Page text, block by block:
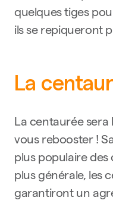
quelques tiges
ils se repiqueront
La
La centaurée
vous rebooster !
plus populaire des
plus générale, les
garantiront un